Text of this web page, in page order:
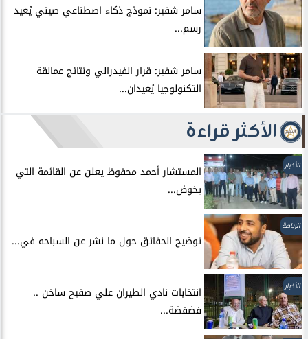
سامر شقير: نموذج ذكاء اصطناعي صيني يُعيد
رسم...
سامر شقير: قرار الفيدرالي ونتائج عمالقة
التكنولوجيا يُعيدان...
الأكثر قراءة
الأخبار
المستشار أحمد محفوظ يعلن عن القائمة التي
يخوض...
الرياضة
توضيح الحقائق حول ما نشر عن السباحه في...
الأخبار
انتخابات نادي الطيران علي صفيح ساخن ..
فضفضة...